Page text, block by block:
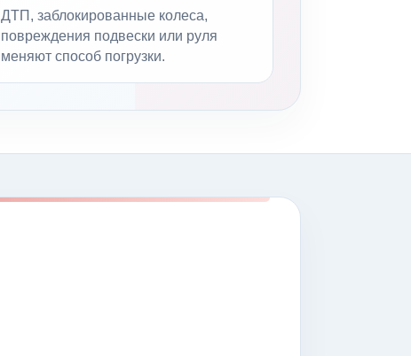
ДТП, заблокированные колеса,
повреждения подвески или руля
меняют способ погрузки.